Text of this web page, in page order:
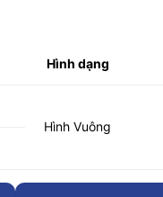
Hình dạng
Hình Vuông